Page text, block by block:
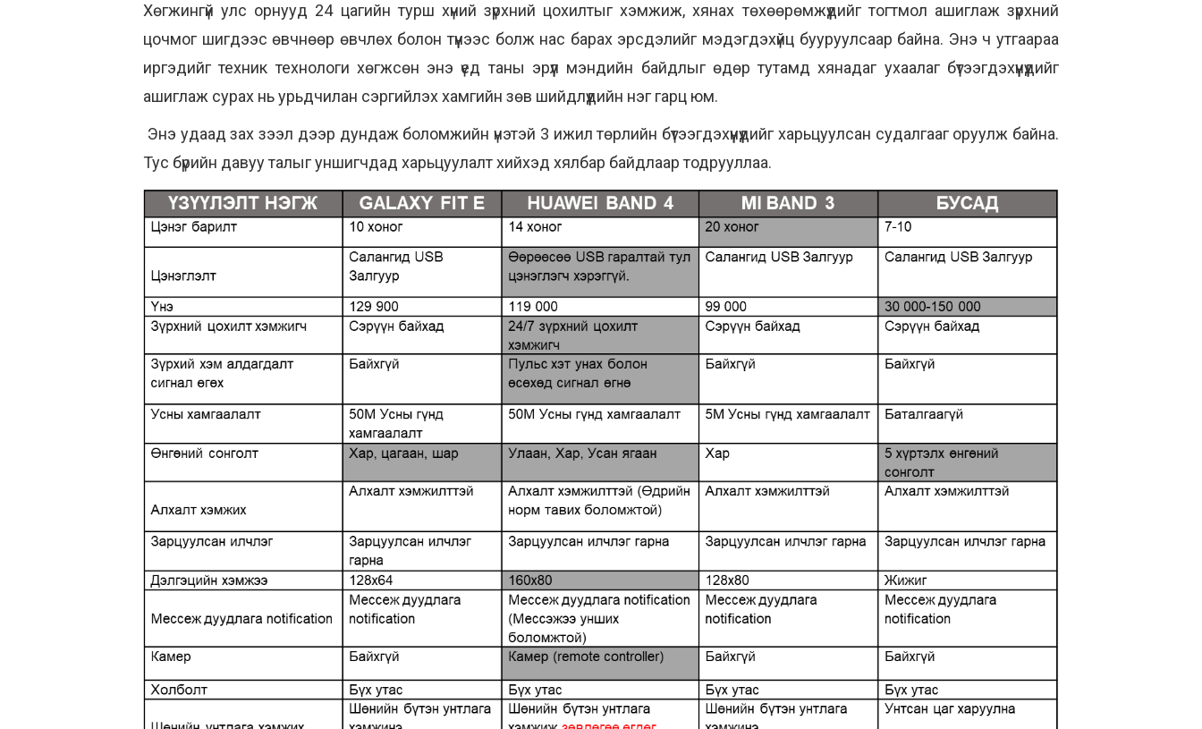
Хөгжингүй улс орнууд 24 цагийн турш хүний зүрхний цохилтыг хэмжиж, хянах төхөөрөмжүүдийг тогтмол ашиглаж зүрхний
цочмог шигдээс өвчнөөр өвчлөх болон түүнээс болж нас барах эрсдэлийг мэдэгдэхүйц бууруулсаар байна. Энэ ч утгаараа
иргэдийг техник технологи хөгжсөн энэ үед таны эрүүл мэндийн байдлыг өдөр тутамд хянадаг ухаалаг бүтээгдэхүүнүүдийг
ашиглаж сурах нь урьдчилан сэргийлэх хамгийн зөв шийдлүүдийн нэг гарц юм.
Энэ удаад зах зээл дээр дундаж боломжийн үнэтэй 3 ижил төрлийн бүтээгдэхүүнүүдийг харьцуулсан судалгааг оруулж байна.
Тус бүрийн давуу талыг уншигчдад харьцуулалт хийхэд хялбар байдлаар тодрууллаа.